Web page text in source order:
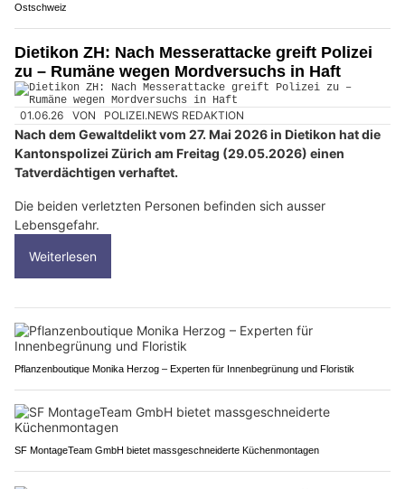
Ostschweiz
Dietikon ZH: Nach Messerattacke greift Polizei
zu – Rumäne wegen Mordversuchs in Haft
01.06.26 VON POLIZEI.NEWS REDAKTION
Nach dem Gewaltdelikt vom 27. Mai 2026 in Dietikon hat die
Kantonspolizei Zürich am Freitag (29.05.2026) einen
Tatverdächtigen verhaftet.
Die beiden verletzten Personen befinden sich ausser
Lebensgefahr.
Weiterlesen
Pflanzenboutique Monika Herzog – Experten für Innenbegrünung und Floristik
SF MontageTeam GmbH bietet massgeschneiderte Küchenmontagen